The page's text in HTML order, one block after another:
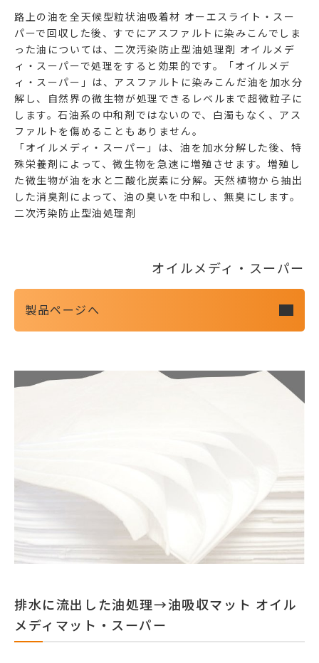
路上の油を全天候型粒状油吸着材 オーエスライト・スー
パーで回収した後、すでにアスファルトに染みこんでしま
った油については、二次汚染防止型油処理剤 オイルメデ
ィ・スーパーで処理をすると効果的です。「オイルメデ
ィ・スーパー」は、アスファルトに染みこんだ油を加水分
解し、自然界の微生物が処理できるレベルまで超微粒子に
します。石油系の中和剤ではないので、白濁もなく、アス
ファルトを傷めることもありません。
「オイルメディ・スーパー」は、油を加水分解した後、特
殊栄養剤によって、微生物を急速に増殖させます。増殖し
た微生物が油を水と二酸化炭素に分解。天然植物から抽出
した消臭剤によって、油の臭いを中和し、無臭にします。
二次汚染防止型油処理剤
オイルメディ・スーパー
製品ページへ
排水に流出した油処理→油吸収マット オイル
メディマット・スーパー